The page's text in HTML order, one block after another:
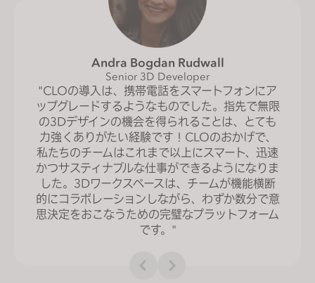
Andra Bogdan Rudwall
Senior 3D Developer
"CLOの導入は、携帯電話をスマートフォンにア
ップグレードするようなものでした。指先で無限
の3Dデザインの機会を得られることは、とても
力強くありがたい経験です！CLOのおかげで、
私たちのチームはこれまで以上にスマート、迅速
かつサスティナブルな仕事ができるようになりま
した。3Dワークスペースは、チームが機能横断
的にコラボレーションしながら、わずか数分で意
思決定をおこなうための完璧なプラットフォーム
です。"